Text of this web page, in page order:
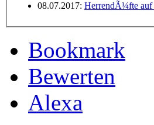
08.07.2017: HerrendÃ¼fte auf
Bookmark
Bewerten
Alexa